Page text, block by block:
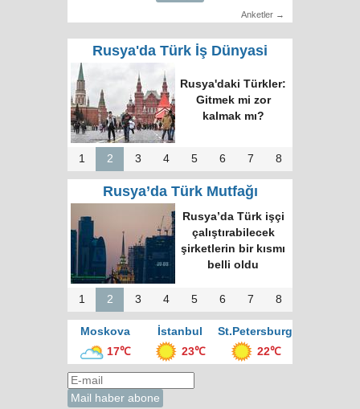
Anketler →
Rusya'da Türk İş Dünyasi
Rusya'daki Türkler:
Gitmek mi zor
kalmak mı?
1 2 3 4 5 6 7 8
Rusya’da Türk Mutfağı
Rusya’da Türk işçi
çalıştırabilecek
şirketlerin bir kısmı
belli oldu
1 2 3 4 5 6 7 8
Moskova İstanbul
St.Petersburg
17℃
23℃ 22℃